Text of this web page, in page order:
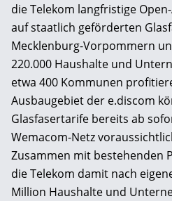
die Telekom langfristige
auf staatlich geförderten
Mecklenburg-Vorpommern
220.000 Haushalte und
etwa 400 Kommunen
Ausbaugebiet der e.discom
Glasfasertarife bereits ab
Wemacom-Netz
Zusammen mit bestehenden
die Telekom damit nach
Million Haushalte und